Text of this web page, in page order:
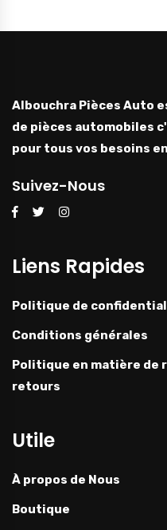
Albouchra Pièces Auto
de pièces automobiles
pour tous vos besoins
Suivez-Nous
Liens Rapides
Politique de
Conditions générales
Politique en matière de
retours
Utile
À propos de Nous
Boutique